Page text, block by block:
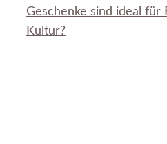
Geschenke sind ideal für
Kultur?